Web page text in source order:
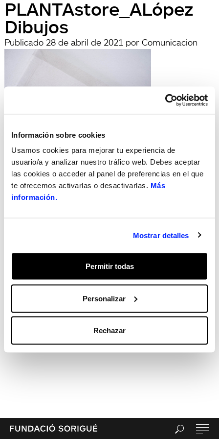
Información sobre cookies
Usamos cookies para mejorar tu experiencia de
usuario/a y analizar nuestro tráfico web. Debes aceptar
las cookies o acceder al panel de preferencias en el que
te ofrecemos activarlas o desactivarlas. Más
información.
Mostrar detalles
Permitir todas
Personalizar
Rechazar
PLANTAstore_ALópez
Dibujos
Publicado 28 de abril de 2021 por Comunicacion
archivadas en:
Búsqueda
Buscar
por:
Search
Meta
Feed de entradas